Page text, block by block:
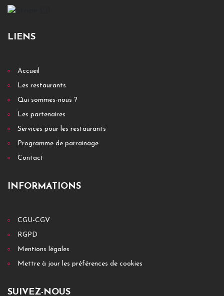
LIENS
Accueil
Les restaurants
Qui sommes-nous ?
Les partenaires
Services pour les restaurants
Programme de parrainage
Contact
INFORMATIONS
CGU-CGV
RGPD
Mentions légales
Mettre à jour les préférences de cookies
SUIVEZ-NOUS